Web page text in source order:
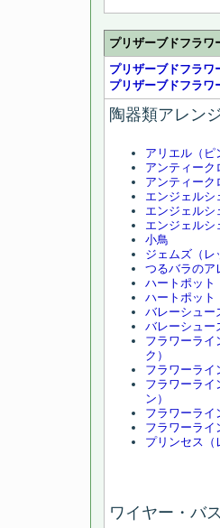
プリザーブドフラワ
プリザーブドフラワ
プリザーブドフラワ
陶器類アレン
アリエル（ピ
アンティーク
アンティーク
エンジェルシ
エンジェルシ
エンジェルシ
小鳥
ジェムズ（レ
つるバラのア
ハートポット
ハートポット
バレーシュー
バレーシュー
フラワーライ
ク）
フラワーライ
フラワーライ
ン）
フラワーライ
フラワーライ
プリンセス（
ワイヤー・バ